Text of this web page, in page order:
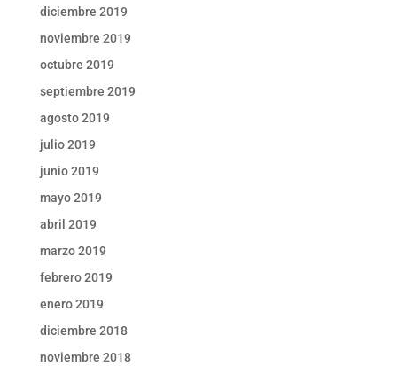
diciembre 2019
noviembre 2019
octubre 2019
septiembre 2019
agosto 2019
julio 2019
junio 2019
mayo 2019
abril 2019
marzo 2019
febrero 2019
enero 2019
diciembre 2018
noviembre 2018